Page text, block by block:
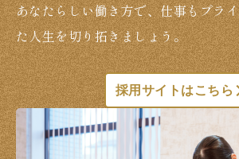
あなたらしい働き方で、仕事もプラ
た人生を切り拓きましょう。
採用サイトはこちら